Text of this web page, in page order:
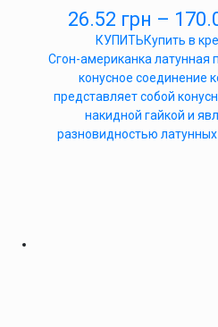
26.52 грн –
КУПИТЬКупить в
Сгон-американка латунная
конусное соединение
представляет собой
накидной гайкой и
разновидностью латунных